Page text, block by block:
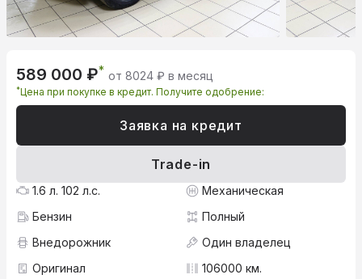
589 000 ₽* от 8024 ₽ в месяц
*Цена при покупке в кредит. Получите одобрение:
Заявка на кредит
Trade-in
1.6 л. 102 л.с.
Механическая
Бензин
Полный
Внедорожник
Один владелец
Оригинал
106000 км.